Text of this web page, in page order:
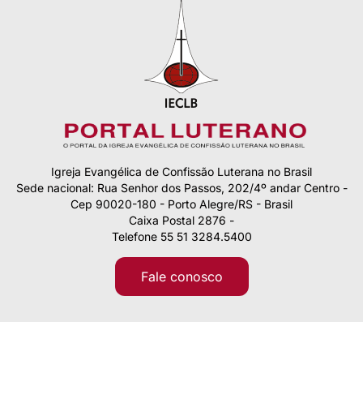
Igreja Evangélica de Confissão Luterana no Brasil
Sede nacional: Rua Senhor dos Passos, 202/4º andar Centro -
Cep 90020-180 - Porto Alegre/RS - Brasil
Caixa Postal 2876 -
Telefone 55 51 3284.5400
Fale conosco